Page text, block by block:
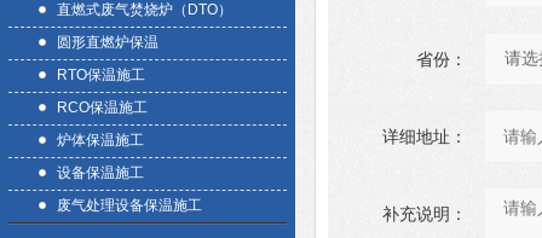
直燃式废气焚烧炉（DTO）
圆形直燃炉保温
RTO保温施工
RCO保温施工
炉体保温施工
设备保温施工
废气处理设备保温施工
省份：
详细地址：
补充说明：